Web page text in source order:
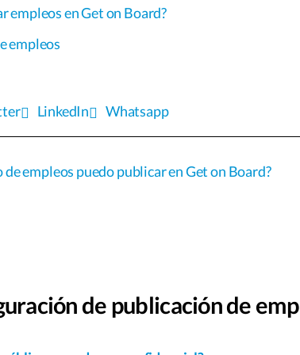
empleos en Get on Board?
empleos
LinkedIn Whatsapp
de empleos puedo publicar en Get on Board?
de publicación de